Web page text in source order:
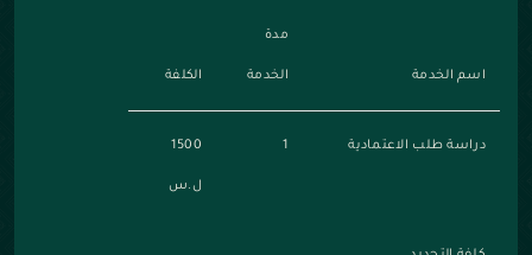
اسم الخدمة
مدة
الخدمة الكلفة
دراسة طلب الاعتمادية 1
1500
ل.س